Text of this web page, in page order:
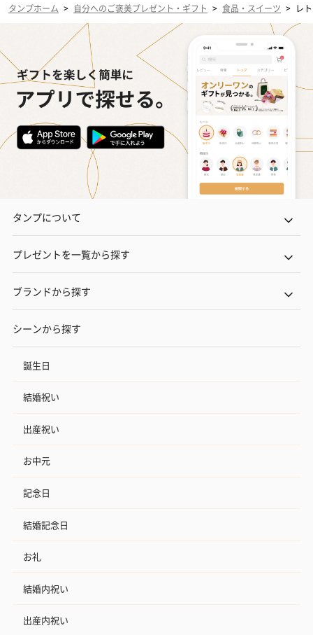
タンプホーム > 自分へのご褒美プレゼント・ギフト > 食品・スイーツ > レ
タンプについて
プレゼントを一覧から探す
ブランドから探す
シーンから探す
誕生日
結婚祝い
出産祝い
お中元
記念日
結婚記念日
お礼
結婚内祝い
出産内祝い